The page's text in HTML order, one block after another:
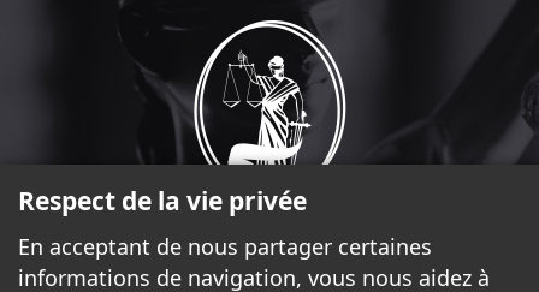
Respect de la vie privée
En acceptant de nous partager certaines
informations de navigation, vous nous aidez à